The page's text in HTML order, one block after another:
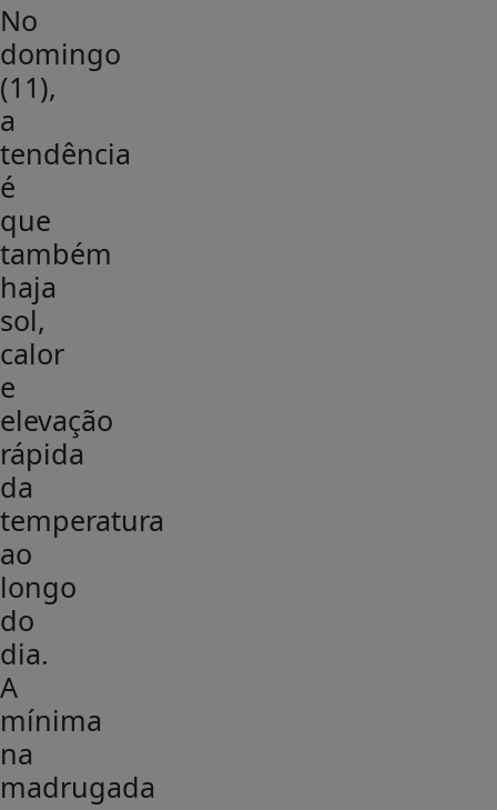
No
domingo
(11),
a
tendência
é
que
também
haja
sol,
calor
e
elevação
rápida
da
temperatura
ao
longo
do
dia.
A
mínima
na
madrugada